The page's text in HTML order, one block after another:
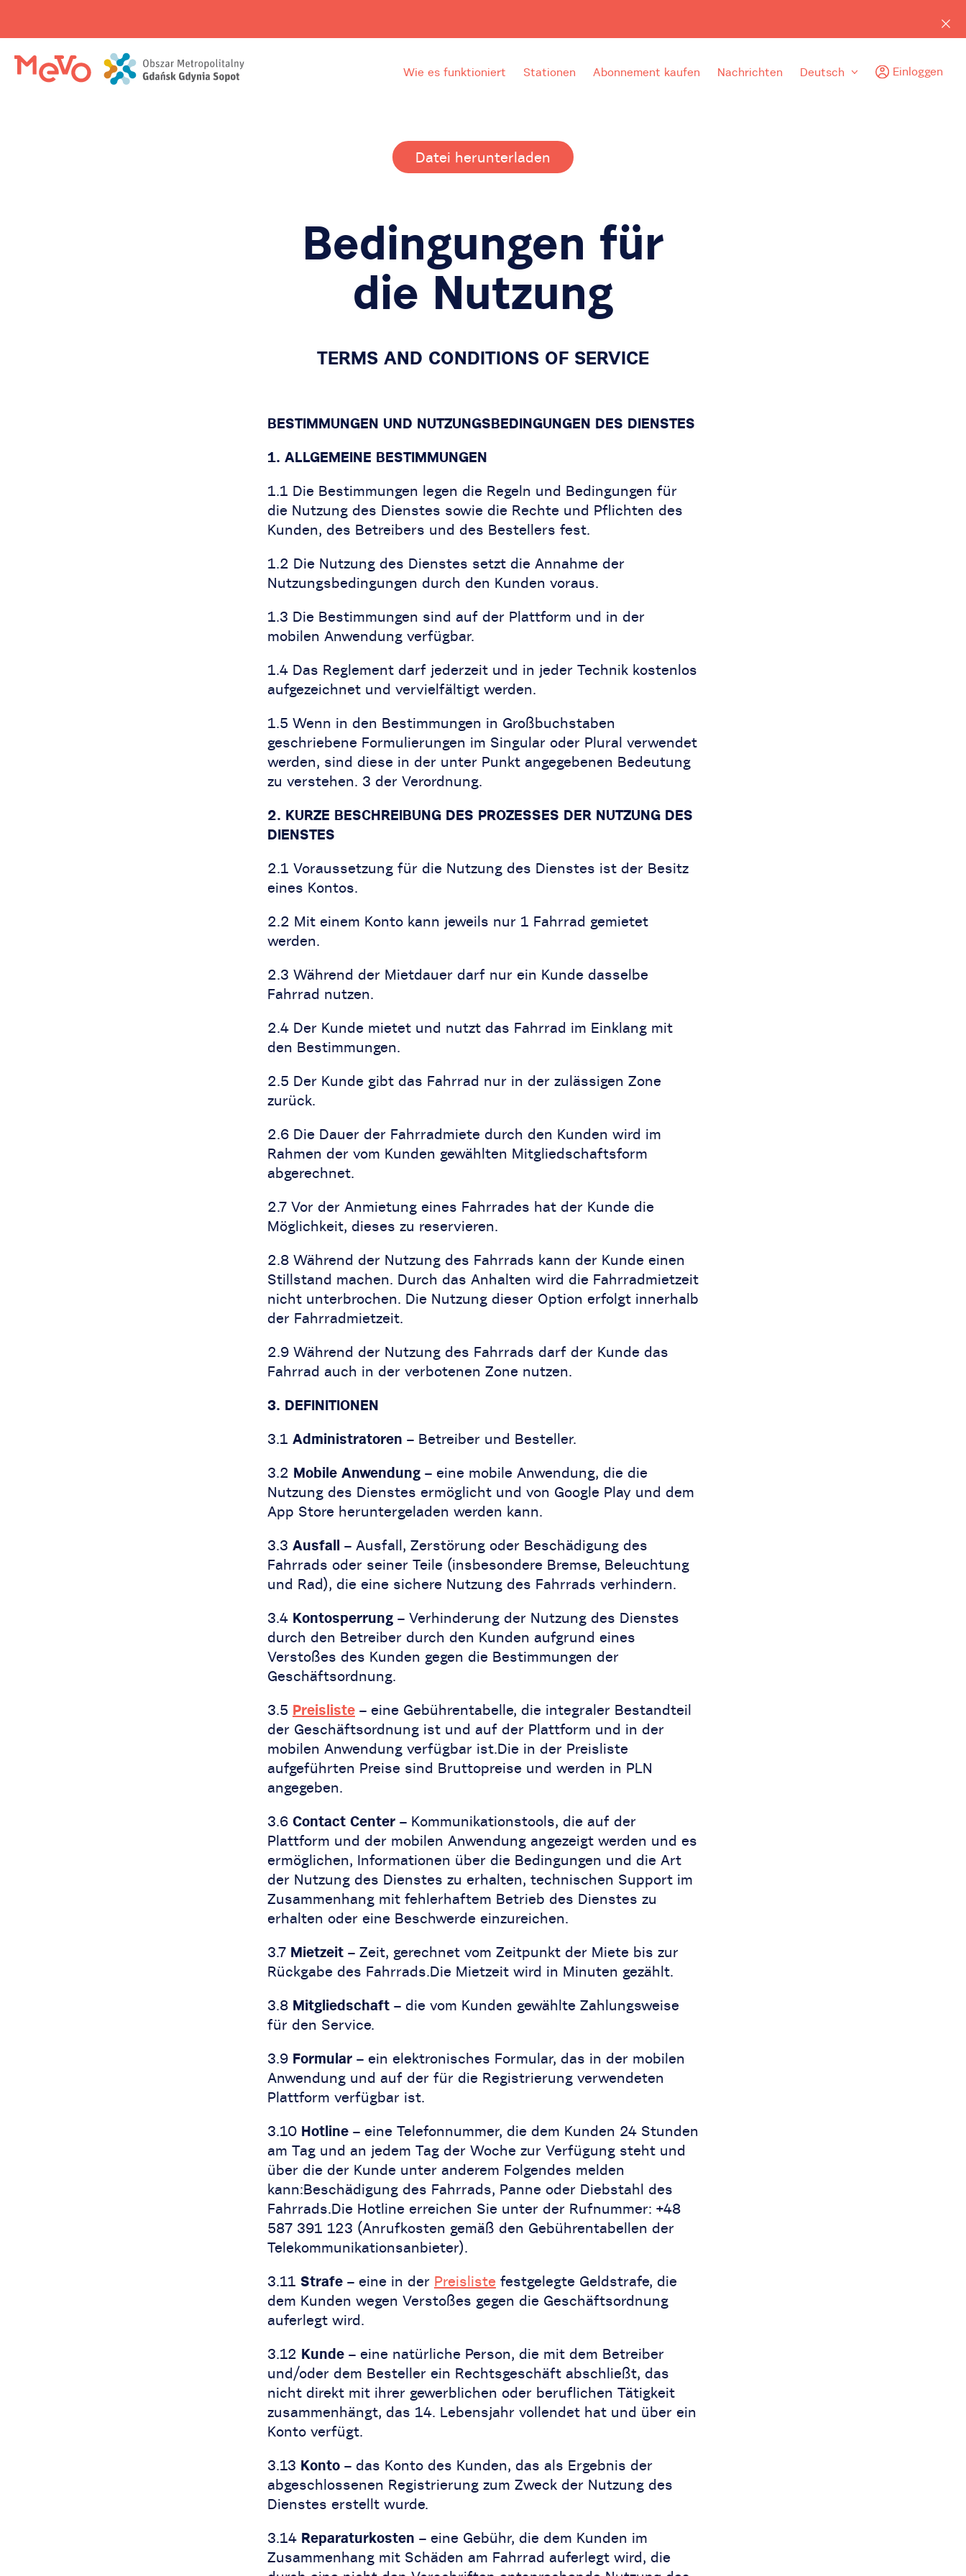
Wie es funktioniert Stationen Abonnement kaufen Nachrichten Deutsch Einloggen
Datei herunterladen
Bedingungen für
die Nutzung
TERMS AND CONDITIONS OF SERVICE
BESTIMMUNGEN UND NUTZUNGSBEDINGUNGEN DES DIENSTES
1. ALLGEMEINE BESTIMMUNGEN
1.1 Die Bestimmungen legen die Regeln und Bedingungen für
die Nutzung des Dienstes sowie die Rechte und Pflichten des
Kunden, des Betreibers und des Bestellers fest.
1.2 Die Nutzung des Dienstes setzt die Annahme der
Nutzungsbedingungen durch den Kunden voraus.
1.3 Die Bestimmungen sind auf der Plattform und in der
mobilen Anwendung verfügbar.
1.4 Das Reglement darf jederzeit und in jeder Technik kostenlos
aufgezeichnet und vervielfältigt werden.
1.5 Wenn in den Bestimmungen in Großbuchstaben
geschriebene Formulierungen im Singular oder Plural verwendet
werden, sind diese in der unter Punkt angegebenen Bedeutung
zu verstehen. 3 der Verordnung.
2. KURZE BESCHREIBUNG DES PROZESSES DER NUTZUNG DES
DIENSTES
2.1 Voraussetzung für die Nutzung des Dienstes ist der Besitz
eines Kontos.
2.2 Mit einem Konto kann jeweils nur 1 Fahrrad gemietet
werden.
2.3 Während der Mietdauer darf nur ein Kunde dasselbe
Fahrrad nutzen.
2.4 Der Kunde mietet und nutzt das Fahrrad im Einklang mit
den Bestimmungen.
2.5 Der Kunde gibt das Fahrrad nur in der zulässigen Zone
zurück.
2.6 Die Dauer der Fahrradmiete durch den Kunden wird im
Rahmen der vom Kunden gewählten Mitgliedschaftsform
abgerechnet.
2.7 Vor der Anmietung eines Fahrrades hat der Kunde die
Möglichkeit, dieses zu reservieren.
2.8 Während der Nutzung des Fahrrads kann der Kunde einen
Stillstand machen. Durch das Anhalten wird die Fahrradmietzeit
nicht unterbrochen. Die Nutzung dieser Option erfolgt innerhalb
der Fahrradmietzeit.
2.9 Während der Nutzung des Fahrrads darf der Kunde das
Fahrrad auch in der verbotenen Zone nutzen.
3. DEFINITIONEN
3.1 Administratoren – Betreiber und Besteller.
3.2 Mobile Anwendung – eine mobile Anwendung, die die
Nutzung des Dienstes ermöglicht und von Google Play und dem
App Store heruntergeladen werden kann.
3.3 Ausfall – Ausfall, Zerstörung oder Beschädigung des
Fahrrads oder seiner Teile (insbesondere Bremse, Beleuchtung
und Rad), die eine sichere Nutzung des Fahrrads verhindern.
3.4 Kontosperrung – Verhinderung der Nutzung des Dienstes
durch den Betreiber durch den Kunden aufgrund eines
Verstoßes des Kunden gegen die Bestimmungen der
Geschäftsordnung.
3.5 Preisliste – eine Gebührentabelle, die integraler Bestandteil
der Geschäftsordnung ist und auf der Plattform und in der
mobilen Anwendung verfügbar ist.Die in der Preisliste
aufgeführten Preise sind Bruttopreise und werden in PLN
angegeben.
3.6 Contact Center – Kommunikationstools, die auf der
Plattform und der mobilen Anwendung angezeigt werden und es
ermöglichen, Informationen über die Bedingungen und die Art
der Nutzung des Dienstes zu erhalten, technischen Support im
Zusammenhang mit fehlerhaftem Betrieb des Dienstes zu
erhalten oder eine Beschwerde einzureichen.
3.7 Mietzeit – Zeit, gerechnet vom Zeitpunkt der Miete bis zur
Rückgabe des Fahrrads.Die Mietzeit wird in Minuten gezählt.
3.8 Mitgliedschaft – die vom Kunden gewählte Zahlungsweise
für den Service.
3.9 Formular – ein elektronisches Formular, das in der mobilen
Anwendung und auf der für die Registrierung verwendeten
Plattform verfügbar ist.
3.10 Hotline – eine Telefonnummer, die dem Kunden 24 Stunden
am Tag und an jedem Tag der Woche zur Verfügung steht und
über die der Kunde unter anderem Folgendes melden
kann:Beschädigung des Fahrrads, Panne oder Diebstahl des
Fahrrads.Die Hotline erreichen Sie unter der Rufnummer: +48
587 391 123 (Anrufkosten gemäß den Gebührentabellen der
Telekommunikationsanbieter).
3.11 Strafe – eine in der Preisliste festgelegte Geldstrafe, die
dem Kunden wegen Verstoßes gegen die Geschäftsordnung
auferlegt wird.
3.12 Kunde – eine natürliche Person, die mit dem Betreiber
und/oder dem Besteller ein Rechtsgeschäft abschließt, das
nicht direkt mit ihrer gewerblichen oder beruflichen Tätigkeit
zusammenhängt, das 14. Lebensjahr vollendet hat und über ein
Konto verfügt.
3.13 Konto – das Konto des Kunden, das als Ergebnis der
abgeschlossenen Registrierung zum Zweck der Nutzung des
Dienstes erstellt wurde.
3.14 Reparaturkosten – eine Gebühr, die dem Kunden im
Zusammenhang mit Schäden am Fahrrad auferlegt wird, die